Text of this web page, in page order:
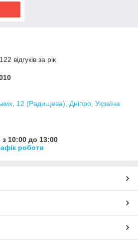
відгуків за рік
12 (Радищева), Дніпро, Україна
10:00 до 13:00
роботи